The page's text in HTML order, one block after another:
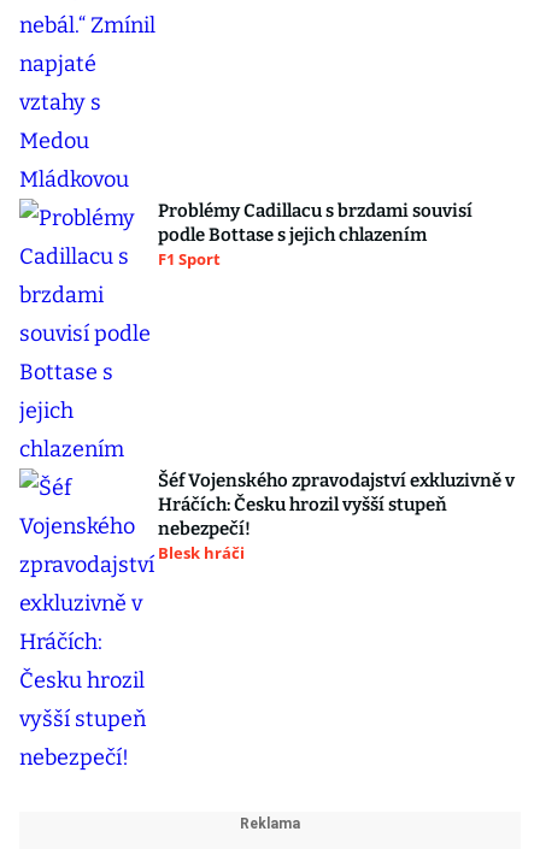
Problémy Cadillacu s brzdami souvisí
podle Bottase s jejich chlazením
F1 Sport
Šéf Vojenského zpravodajství exkluzivně v
Hráčích: Česku hrozil vyšší stupeň
nebezpečí!
Blesk hráči